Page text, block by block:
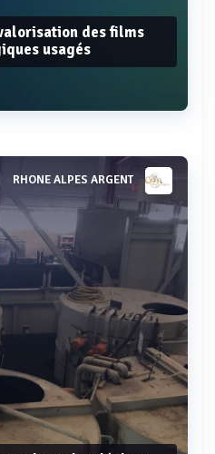
des films
usagés
plus
RHONE ALPES ARGENT